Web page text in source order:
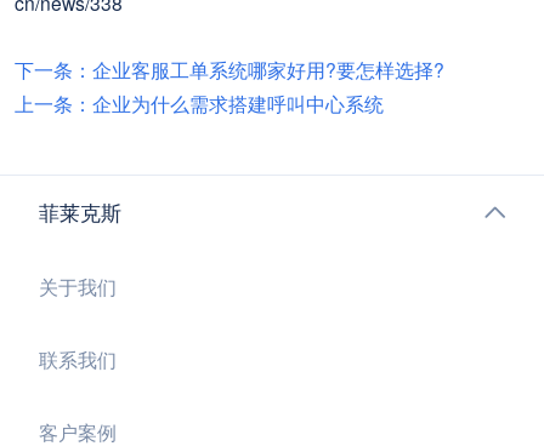
下一条：企业客服工单系统哪家好用?要怎样选择?
上一条：企业为什么需求搭建呼叫中心系统
菲莱克斯
关于我们
联系我们
客户案例